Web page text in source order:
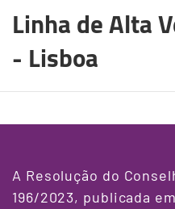
Linha de Alta
- Lisboa
A Resolução do
196/2023, publicada em